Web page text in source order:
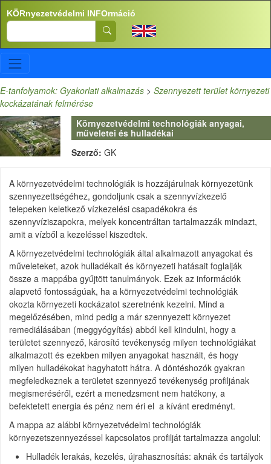
Ugrás a tartalomra
KÖRnyezetvédelmi INFOrmáció
Search
E-tanfolyamok: Gyakorlati alkalmazás > Szennyezett terület környezeti
kockázatának felmérése
Környezetvédelmi technológiák anyagai,
műveletei és hulladékai
Szerző: GK
A környezetvédelmi technológiák is hozzájárulnak környezetünk
szennyezettségéhez, gondoljunk csak a szennyvízkezelő
telepeken keletkező vízkezelési csapadékokra és
szennyvíziszapokra, melyek koncentráltan tartalmazzák mindazt,
amit a vízből a kezeléssel kiszedtek.
A környezetvédelmi technológiák által alkalmazott anyagokat és
műveleteket, azok hulladékait és környezeti hatásait foglalják
össze a mappába gyűjtött tanulmányok. Ezek az információk
alapvető fontosságúak, ha a környezetvédelmi technológiák
okozta környezeti kockázatot szeretnénk kezelni. Mind a
megelőzésében, mind pedig a már szennyezett környezet
remediálásában (meggyógyítás) abból kell kiindulni, hogy a
területet szennyező, károsító tevékenység milyen technológiákat
alkalmazott és ezekben milyen anyagokat használt, és hogy
milyen hulladékokat hagyhatott hátra. A döntéshozók gyakran
megfeledkeznek a területet szennyező tevékenység profiljának
megismeréséről, ezért a menedzsment nem hatékony, a
befektetett energia és pénz nem éri el a kívánt eredményt.
A mappa az alábbi környezetvédelmi technológiák
környezetszennyezéssel kapcsolatos profilját tartalmazza angolul:
Hulladék lerakás, kezelés, újrahasznosítás: aknák és tartályok